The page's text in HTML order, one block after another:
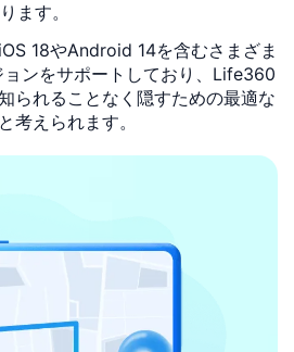
ます。
18やAndroid 14を含むさまざま
ンをサポートしており、Life360
られることなく隠すための最適な
考えられます。